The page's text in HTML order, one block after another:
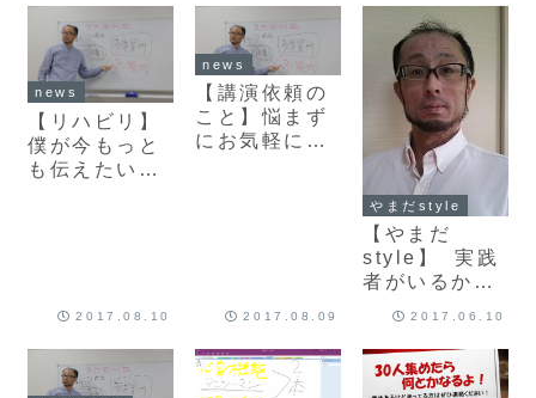
news
【リハビリ】
僕が今もっと
も伝えたい・
2017.08.10
news
【講演依頼の
こと】悩まず
にお気軽に連
2017.08.09
やまだstyle
【やまだ
style】 実践
者がいるから
2017.06.10